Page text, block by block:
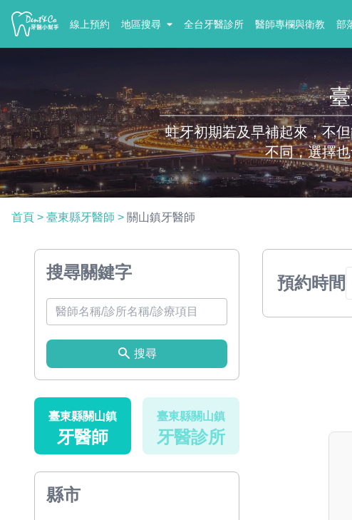
線上預約 地區搜尋 全台牙醫診所 醫師專欄與衛教 部
蛀牙初期若及早補起來，不
不同，選擇
首頁 > 臺東縣牙醫師 > 關山鎮牙醫師
搜尋關鍵字
搜尋
臺東縣關山鎮
牙醫師
臺東縣關山鎮
牙醫診所
縣市
預約時間